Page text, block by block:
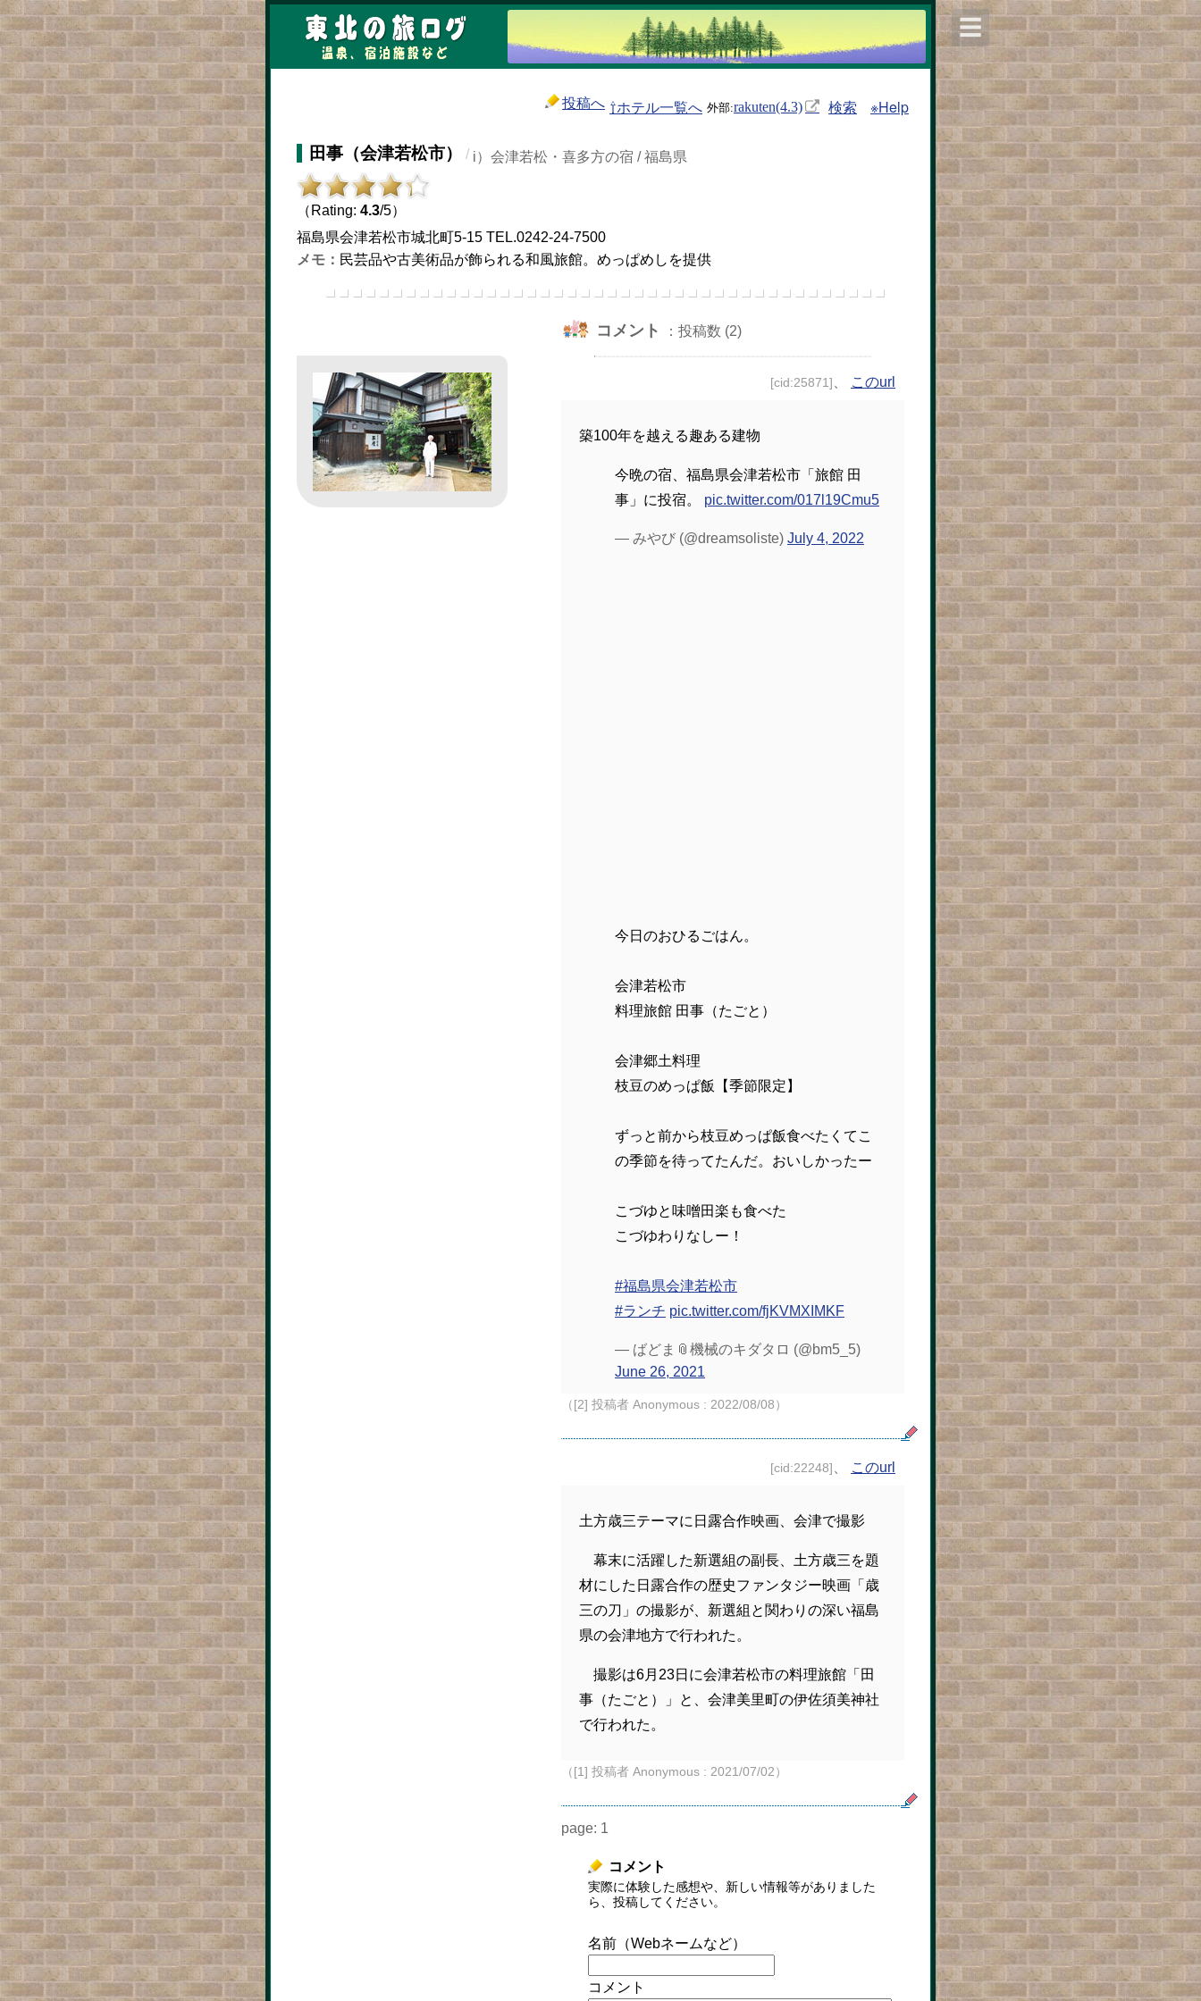
投稿へ ⇧ホテル一覧へ rakuten(4.3) 検索 ※Help
田事（会津若松市） / i）会津若松・喜多方の宿 / 福島県
（Rating: 4.3/5）
福島県会津若松市城北町5-15 TEL.0242-24-7500
民芸品や古美術品が飾られる和風旅館。めっぱめしを提供
コメント ：投稿数 (2)
[cid:25871] このurl
築100年を越える趣ある建物
今晩の宿、福島県会津若松市「旅館 田
事」に投宿。 pic.twitter.com/017l19Cmu5
— みやび (@dreamsoliste) July 4, 2022
今日のおひるごはん。
会津若松市
料理旅館 田事（たごと）
会津郷土料理
枝豆のめっぱ飯【季節限定】
ずっと前から枝豆めっぱ飯食べたくてこ
の季節を待ってたんだ。おいしかったー
こづゆと味噌田楽も食べた
こづゆわりなしー！
#福島県会津若松市
#ランチ pic.twitter.com/fjKVMXIMKF
— ばどま📎機械のキダタロ (@bm5_5)
June 26, 2021
（[2] 投稿者 Anonymous : 2022/08/08）
[cid:22248] このurl
土方歳三テーマに日露合作映画、会津で撮影
幕末に活躍した新選組の副長、土方歳三を題
材にした日露合作の歴史ファンタジー映画「歳
三の刀」の撮影が、新選組と関わりの深い福島
県の会津地方で行われた。
撮影は6月23日に会津若松市の料理旅館「田
事（たごと）」と、会津美里町の伊佐須美神社
で行われた。
（[1] 投稿者 Anonymous : 2021/07/02）
page: 1
コメント
実際に体験した感想や、新しい情報等がありました
ら、投稿してください。
名前（Webネームなど）
コメント
☰